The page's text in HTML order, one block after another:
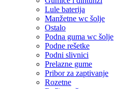
Lule baterija
Manžetne wc šolje
Ostalo
Podna guma wc šolje
Podne rešetke
Podni slivnici
Prelazne gume
Pribor za zaptivanje
Rozetne